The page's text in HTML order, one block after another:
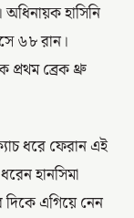
অধিনায়ক হাসিনি
৬৮ রান।
প্রথম ব্রেক থ্রু
ধরে ফেরান এই
হানসিমা
এগিয়ে নেন